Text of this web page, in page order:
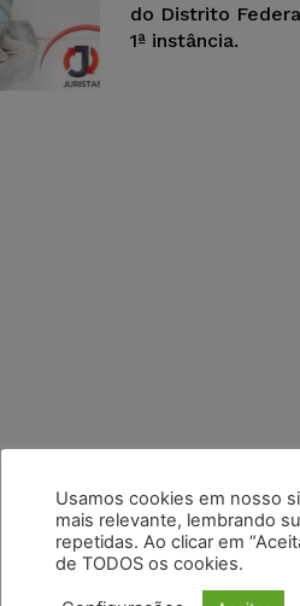
do Distrito
1ª instância.
Usamos cookies em nosso
mais relevante, lembrando
repetidas. Ao clicar em
de TODOS os cookies.